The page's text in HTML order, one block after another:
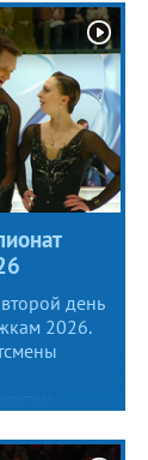
день
2026.